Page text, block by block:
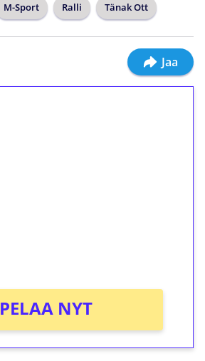
M-Sport Ralli Tänak Ott
Jaa
PELAA NYT